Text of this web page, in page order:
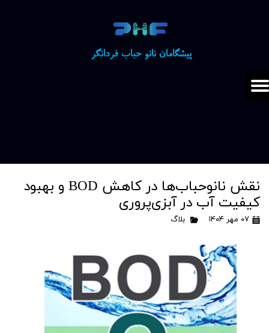
​​پیشگامان نانو حباب فردانگر
نقش نانوحباب‌ها در کاهش BOD و بهبود
کیفیت آب در آبزی‌پروری
۰۷ مهر ۱۴۰۴ بلاگ